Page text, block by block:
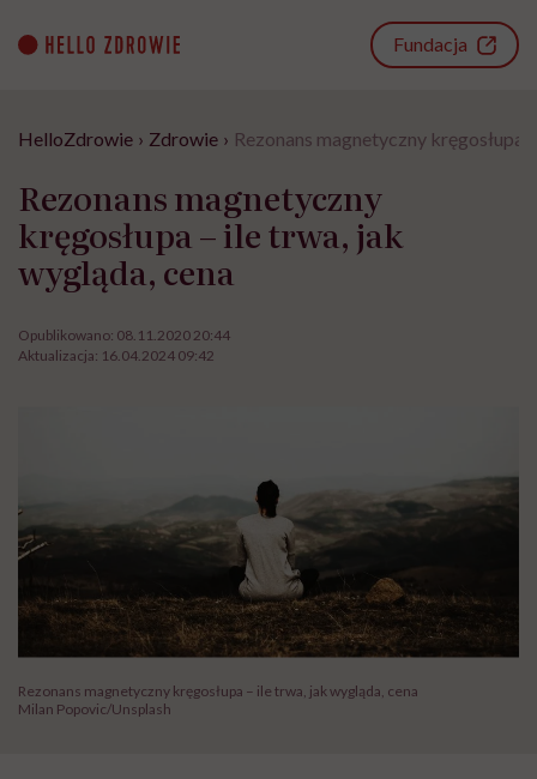
content
Fundacja
HelloZdrowie › Zdrowie › Rezonans magnetyczny kręgosłupa
Rezonans magnetyczny
kręgosłupa – ile trwa, jak
wygląda, cena
Opublikowano: 08.11.2020 20:44
Aktualizacja: 16.04.2024 09:42
Rezonans magnetyczny kręgosłupa – ile trwa, jak wygląda, cena
Milan Popovic/Unsplash